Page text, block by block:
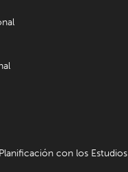
con los Estudios